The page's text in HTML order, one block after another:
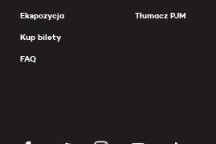
Ekspozycja
Kup bilety
FAQ
Tłumacz PJM